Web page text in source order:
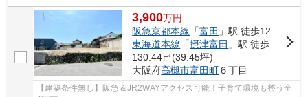
3,900万円
阪急京都本線 「富田 」駅 徒歩12分車3分 1.1km
東海道本線 「摂津富田 」駅 徒歩14分
130.44㎡(39.45坪)
大阪府高槻市富田町６丁目
【建築条件無し】阪急＆JR2WAYアクセス可能！子育て環境も整う全